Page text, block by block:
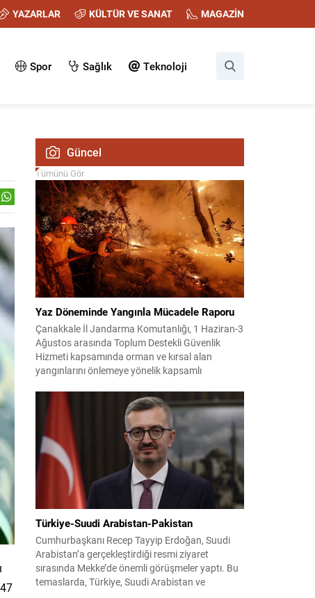
YAZARLAR KÜLTÜR VE SANAT MAGAZİN
Spor Sağlık Teknoloji
Güncel
Tümünü Gör
Yaz Döneminde Yangınla Mücadele Raporu
Çanakkale İl Jandarma Komutanlığı, 1 Haziran-3
Ağustos arasında Toplum Destekli Güvenlik
Hizmeti kapsamında orman ve kırsal alan
yangınlarını önlemeye yönelik kapsamlı
görev yapan 178 tim ve 742 personel, sahada
aktif olarak halkı bilinçlendirdi ve denetim
faaliyetleri gerçekleştirdi. Faaliyetler esnasında
bin 315 biçerdöver ve balya...
Türkiye-Suudi Arabistan-Pakistan
Cumhurbaşkanı Recep Tayyip Erdoğan, Suudi
Arabistan’a gerçekleştirdiği resmi ziyaret
sırasında Mekke’de önemli görüşmeler yaptı. Bu
temaslarda, Türkiye, Suudi Arabistan ve